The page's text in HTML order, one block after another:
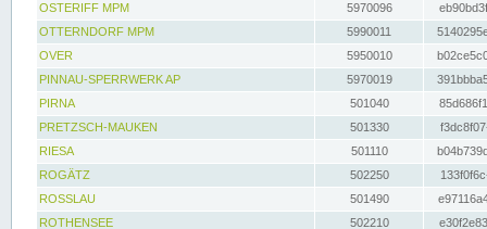
OSTERIFF MPM
5970096
OTTERNDORF MPM
5990011
OVER
5950010
PINNAU-SPERRWERK AP
5970019
PIRNA
501040
PRETZSCH-MAUKEN
501330
RIESA
501110
ROGÄTZ
502250
ROSSLAU
501490
ROTHENSEE
502210